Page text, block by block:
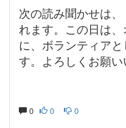
次の読み聞かせは、
れます。この日は
に、ボランティア
す。よろしくお願い
0 0 0